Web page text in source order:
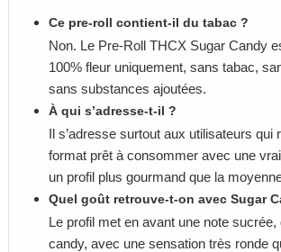
Ce pre-roll contient-il du tabac ?
Non. Le Pre-Roll THCX Sugar Candy
100% fleur uniquement, sans tabac,
sans substances ajoutées.
À qui s’adresse-t-il ?
Il s’adresse surtout aux utilisateurs qui
format prêt à consommer avec une
un profil plus gourmand que la
Quel goût retrouve-t-on avec Sugar
Le profil met en avant une note sucrée,
candy, avec une sensation très ronde